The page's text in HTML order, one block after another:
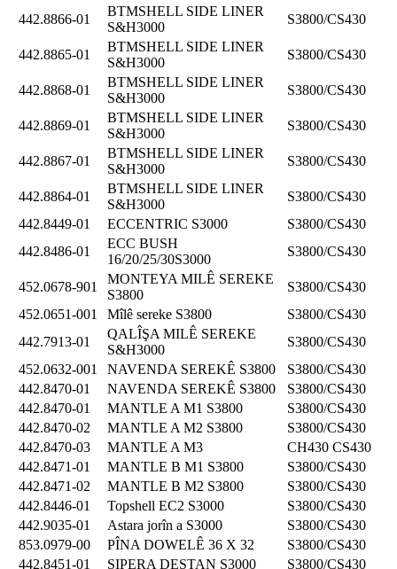
442.8866-01
BTMSHELL SIDE LINER
S&H3000
S3800/CS430
442.8865-01
BTMSHELL SIDE LINER
S&H3000
S3800/CS430
442.8868-01
BTMSHELL SIDE LINER
S&H3000
S3800/CS430
442.8869-01
BTMSHELL SIDE LINER
S&H3000
S3800/CS430
442.8867-01
BTMSHELL SIDE LINER
S&H3000
S3800/CS430
442.8864-01
BTMSHELL SIDE LINER
S&H3000
S3800/CS430
442.8449-01
ECCENTRIC S3000
S3800/CS430
442.8486-01
ECC BUSH
16/20/25/30S3000
S3800/CS430
452.0678-901
MONTEYA MILÊ SEREKE
S3800
S3800/CS430
452.0651-001
Mîlê sereke S3800
S3800/CS430
442.7913-01
QALÎŞA MILÊ SEREKE
S&H3000
S3800/CS430
452.0632-001
NAVENDA SEREKÊ S3800
S3800/CS430
442.8470-01
NAVENDA SEREKÊ S3800
S3800/CS430
442.8470-01
MANTLE A M1 S3800
S3800/CS430
442.8470-02
MANTLE A M2 S3800
S3800/CS430
442.8470-03
MANTLE A M3
CH430 CS430
442.8471-01
MANTLE B M1 S3800
S3800/CS430
442.8471-02
MANTLE B M2 S3800
S3800/CS430
442.8446-01
Topshell EC2 S3000
S3800/CS430
442.9035-01
Astara jorîn a S3000
S3800/CS430
853.0979-00
PÎNA DOWELÊ 36 X 32
S3800/CS430
442.8451-01
SIPERA DESTAN S3000
S3800/CS430